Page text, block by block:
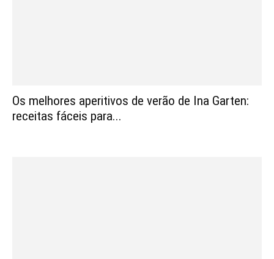
Os melhores aperitivos de verão de Ina Garten:
receitas fáceis para...